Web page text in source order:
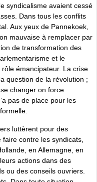
syndicalisme avaient cessé
Dans tous les conflits
Aux yeux de Pannekoek,
mauvaise à remplacer par
de transformation des
et le
émancipateur. La crise
question de la révolution ;
changer on force
pas de place pour les
luttèrent pour des
contre les syndicats,
en Allemagne, en
actions dans des
ou des conseils ouvriers.